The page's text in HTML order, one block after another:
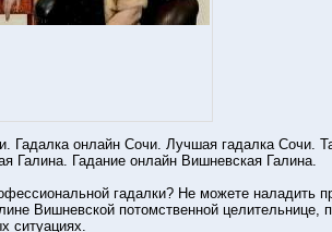
Гадалка онлайн Сочи. Лучшая гадалка Сочи.
Галина. Гадание онлайн Вишневская Галина.
гадалки? Не можете наладить
Вишневской потомственной целительнице,
ситуациях.